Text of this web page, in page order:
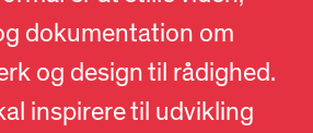
dokumentation om
og design til rådighed.
inspirere til udvikling